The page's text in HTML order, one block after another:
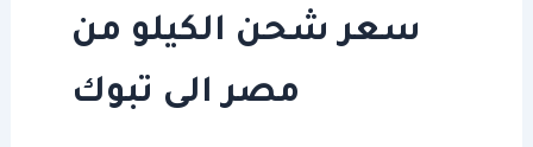
سعر شحن الكيلو من
مصر الى تبوك